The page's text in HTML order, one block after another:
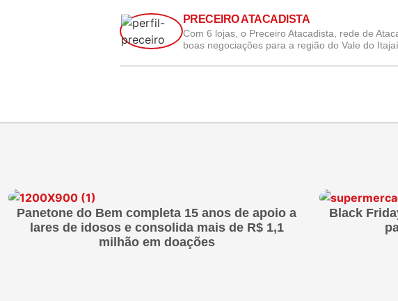
PRECEIRO ATACADISTA
Com 6 lojas, o Preceiro Atacadista, rede de
boas negociações para a região do Vale do
Panetone do Bem completa 15 anos de apoio a
lares de idosos e consolida mais de R$ 1,1
milhão em doações
Black